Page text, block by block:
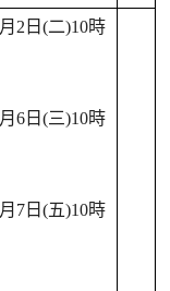
月 2 日 (二)10時
月 6 日 (三)10時
月 7 日 (五)10時